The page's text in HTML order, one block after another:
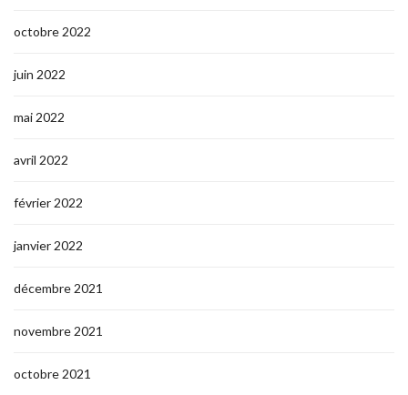
octobre 2022
juin 2022
mai 2022
avril 2022
février 2022
janvier 2022
décembre 2021
novembre 2021
octobre 2021